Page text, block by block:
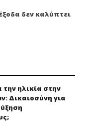
δεν καλύπτει
ηλικία στην
Δικαιοσύνη για